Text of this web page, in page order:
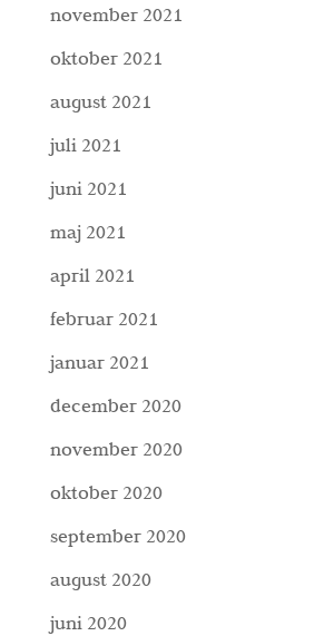
november 2021
oktober 2021
august 2021
juli 2021
juni 2021
maj 2021
april 2021
februar 2021
januar 2021
december 2020
november 2020
oktober 2020
september 2020
august 2020
juni 2020